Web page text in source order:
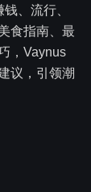
、流行、
食指南、最
，Vaynus
议，引领潮